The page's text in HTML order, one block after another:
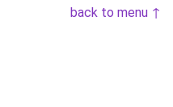
back to menu ↑